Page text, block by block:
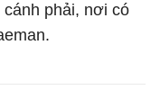
phải, nơi có